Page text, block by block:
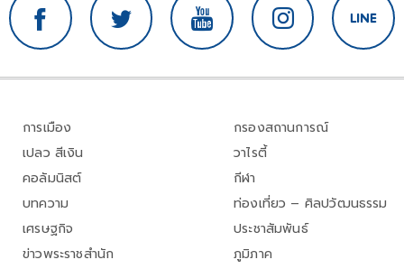
การเมือง
เปลว สีเงิน
คอลัมนิสต์
บทความ
เศรษฐกิจ
ข่าวพระราชสำนัก
กรองสถานการณ์
วาไรตี้
กีฬา
ท่องเที่ยว – ศิลปวัฒนธรรม
ประชาสัมพันธ์
ภูมิภาค